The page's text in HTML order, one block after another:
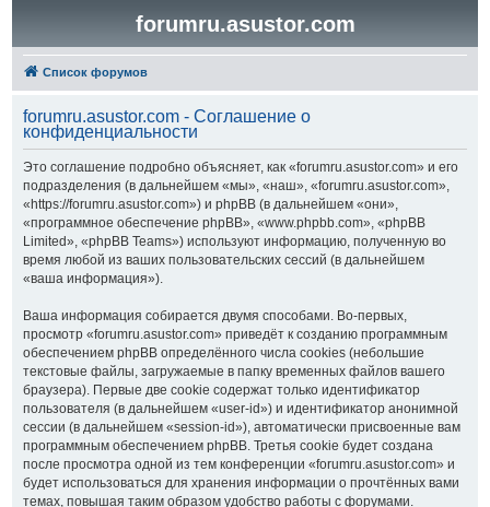
forumru.asustor.com
Список форумов
forumru.asustor.com - Соглашение о
конфиденциальности
Это соглашение подробно объясняет, как «forumru.asustor.com» и его
подразделения (в дальнейшем «мы», «наш», «forumru.asustor.com»,
«https://forumru.asustor.com») и phpBB (в дальнейшем «они»,
«программное обеспечение phpBB», «www.phpbb.com», «phpBB
Limited», «phpBB Teams») используют информацию, полученную во
время любой из ваших пользовательских сессий (в дальнейшем
«ваша информация»).
Ваша информация собирается двумя способами. Во-первых,
просмотр «forumru.asustor.com» приведёт к созданию программным
обеспечением phpBB определённого числа cookies (небольшие
текстовые файлы, загружаемые в папку временных файлов вашего
браузера). Первые две cookie содержат только идентификатор
пользователя (в дальнейшем «user-id») и идентификатор анонимной
сессии (в дальнейшем «session-id»), автоматически присвоенные вам
программным обеспечением phpBB. Третья cookie будет создана
после просмотра одной из тем конференции «forumru.asustor.com» и
будет использоваться для хранения информации о прочтённых вами
темах, повышая таким образом удобство работы с форумами.